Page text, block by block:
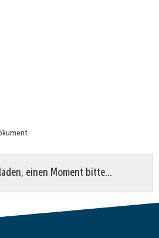
einen Moment bitte…